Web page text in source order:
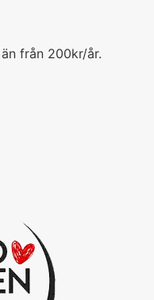
från 200kr/år.